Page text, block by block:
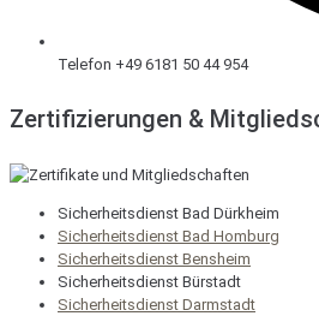
Telefon +49 6181 50 44 954
Zertifizierungen &
Sicherheitsdienst Bad Dürkheim
Sicherheitsdienst Bad Homburg
Sicherheitsdienst Bensheim
Sicherheitsdienst Bürstadt
Sicherheitsdienst Darmstadt